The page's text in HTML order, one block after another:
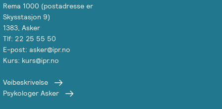
Rema 1000 (postadresse er
Skysstasjon 9)
1383, Asker
Tlf: 22 25 55 50
E-post: asker@ipr.no
Kurs: kurs@ipr.no
Veibeskrivelse
Psykologer Asker